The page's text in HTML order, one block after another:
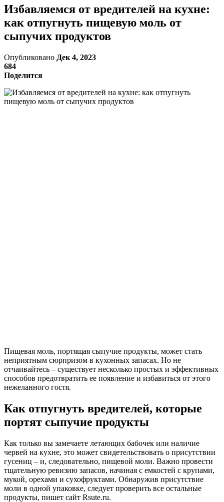
Избавляемся от вредителей на кухне:
как отпугнуть пищевую моль от
сыпучих продуктов
Опубликовано Дек 4, 2023
684
Поделится
Пищевая моль, портящая сыпучие продукты, может стать
неприятным сюрпризом в кухонных запасах. Но не
отчаивайтесь – существует несколько простых и эффективных
способов предотвратить ее появление и избавиться от этого
нежеланного гостя.
Как отпугнуть вредителей, которые
портят сыпучие продукты
Как только вы замечаете летающих бабочек или наличие
червей на кухне, это может свидетельствовать о присутствии
гусениц – и, следовательно, пищевой моли. Важно провести
тщательную ревизию запасов, начиная с емкостей с крупами,
мукой, орехами и сухофруктами. Обнаружив присутствие
моли в одной упаковке, следует проверить все остальные
продукты, пишет сайт Rsute.ru.